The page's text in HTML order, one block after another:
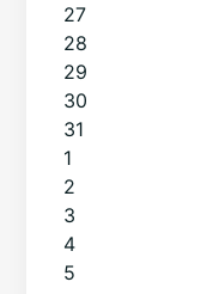
27
28
29
30
31
1
2
3
4
5